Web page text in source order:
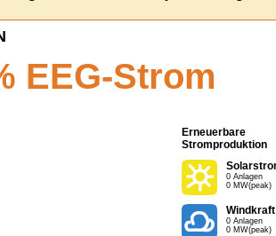
EEG-Strom
Erneuerbare
Stromproduktion
0 Anlagen
0 MW(peak)
Windkraft
0 Anlagen
0 MW(peak)